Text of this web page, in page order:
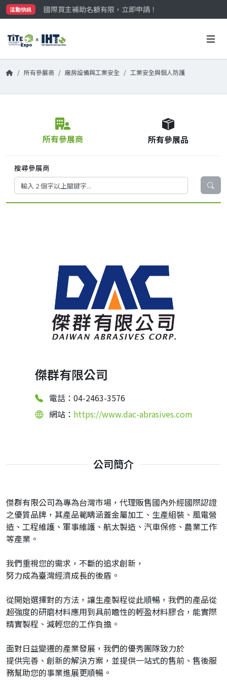
活動快訊
參觀門票開放申請中‼️
國際買主補助名額有限，立即申請！
所有參展商 廠房設備與工業安全 工業安全與個人防護
所有參展商 所有參展品
搜尋參展商
傑群有限公司
電話：04-2463-3576
網站： https://www.dac-abrasives.com
公司簡介
傑群有限公司為專為台灣市場，代理販售國內外經國際認證
之優質品牌，其產品範疇涵蓋金屬加工、生產組裝、風電營
造、工程維護、軍事維護、航太製造、汽車保修、農業工作
等產業。
我們重視您的需求，不斷的追求創新，
努力成為臺灣經濟成長的後盾。
從開始選擇對的方法，讓生產製程從此順暢，我們的產品從
超強度的研磨材料應用到具前瞻性的輕盈材料膠合，能實際
精實製程、減輕您的工作負擔。
面對日益變遷的產業發展，我們的優秀團隊致力於
提供完善、創新的解決方案，並提供一站式的售前、售後服
務幫助您的事業進展更順暢。